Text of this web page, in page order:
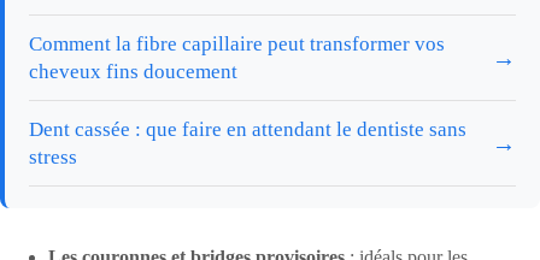
Comment la fibre capillaire peut transformer vos
cheveux fins doucement
→
Dent cassée : que faire en attendant le dentiste sans
stress
→